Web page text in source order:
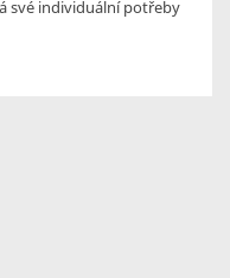
své individuální potřeby